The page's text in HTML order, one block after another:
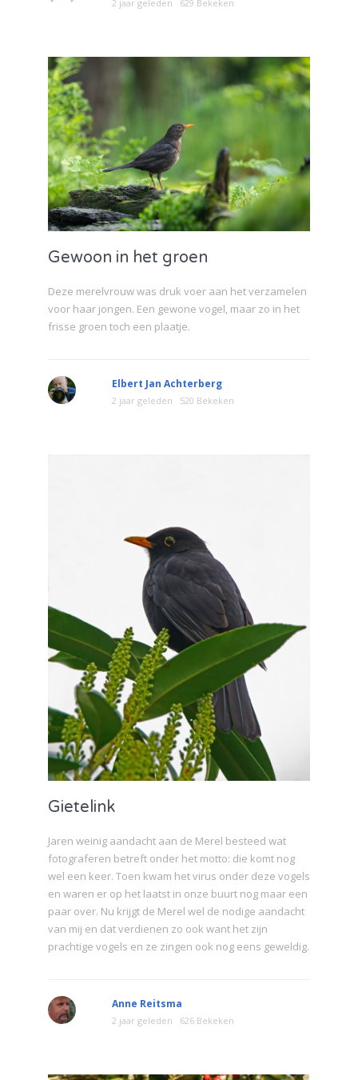
2 jaar geleden 629 Bekeken
Gewoon in het groen
Deze merelvrouw was druk voer aan het verzamelen
voor haar jongen. Een gewone vogel, maar zo in het
frisse groen toch een plaatje.
Elbert Jan Achterberg
2 jaar geleden 520 Bekeken
Gietelink
Jaren weinig aandacht aan de Merel besteed wat
fotograferen betreft onder het motto: die komt nog
wel een keer. Toen kwam het virus onder deze vogels
en waren er op het laatst in onze buurt nog maar een
paar over. Nu krijgt de Merel wel de nodige aandacht
van mij en dat verdienen zo ook want het zijn
prachtige vogels en ze zingen ook nog eens geweldig.
Anne Reitsma
2 jaar geleden 626 Bekeken